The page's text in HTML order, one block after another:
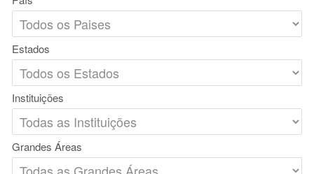
Estados
Instituições
Grandes Áreas